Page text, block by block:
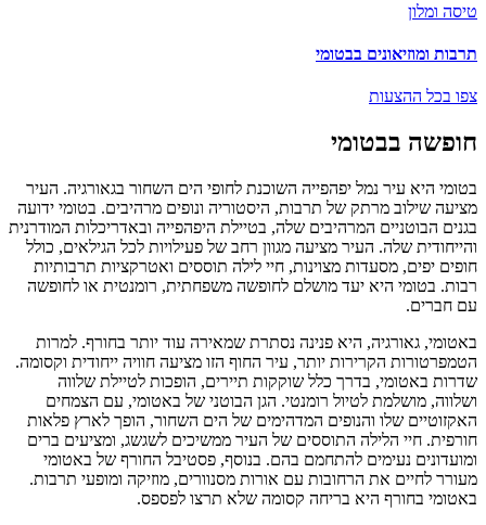
טיסה ומלון
תרבות ומוזיאונים בבטומי
צפו בכל ההצעות
חופשה בבטומי
בטומי היא עיר נמל יפהפייה השוכנת לחופי הים השחור בגאורגיה. העיר
מציעה שילוב מרתק של תרבות, היסטוריה ונופים מרהיבים. בטומי ידועה
בגנים הבוטניים המרהיבים שלה, בטיילת היפהפייה ובאדריכלות המודרנית
והייחודית שלה. העיר מציעה מגוון רחב של פעילויות לכל הגילאים, כולל
חופים יפים, מסעדות מצוינות, חיי לילה תוססים ואטרקציות תרבותיות
רבות. בטומי היא יעד מושלם לחופשה משפחתית, רומנטית או לחופשה
עם חברים.
באטומי, גאורגיה, היא פנינה נסתרת שמאירה עוד יותר בחורף. למרות
הטמפרטורות הקרירות יותר, עיר החוף הזו מציעה חוויה ייחודית וקסומה.
שדרות באטומי, בדרך כלל שוקקות תיירים, הופכות לטיילת שלווה
ושלווה, מושלמת לטיול רומנטי. הגן הבוטני של באטומי, עם הצמחים
האקזוטיים שלו והנופים המדהימים של הים השחור, הופך לארץ פלאות
חורפית. חיי הלילה התוססים של העיר ממשיכים לשגשג, ומציעים ברים
ומועדונים נעימים להתחמם בהם. בנוסף, פסטיבל החורף של באטומי
מעורר לחיים את הרחובות עם אורות מסנוורים, מוזיקה ומופעי תרבות.
באטומי בחורף היא בריחה קסומה שלא תרצו לפספס.